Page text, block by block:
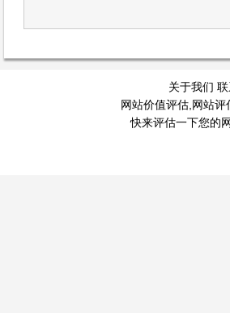
关于我们
网站价值评估, 网站评
快来评估一下您的